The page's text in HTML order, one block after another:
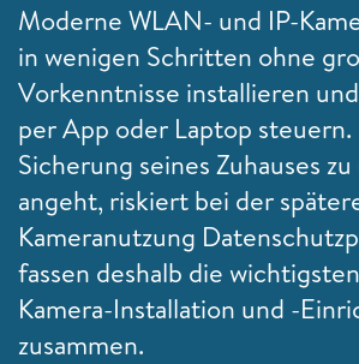
Moderne WLAN- und IP-
in wenigen Schritten ohne
Vorkenntnisse installieren
per App oder Laptop
Sicherung seines Zuhauses
angeht, riskiert bei der
Kameranutzung
fassen deshalb die
Kamera-Installation und -
zusammen.